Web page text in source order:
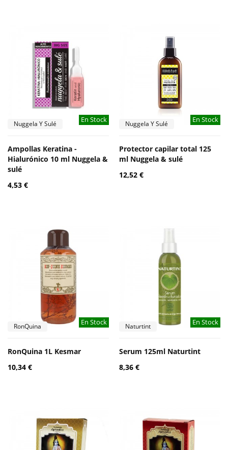
En Stock
Nuggela Y Sulé
Ampollas Keratina -
Hialurónico 10 ml Nuggela &
sulé
4,53 €
En Stock
Nuggela Y Sulé
Protector capilar total 125
ml Nuggela & sulé
12,52 €
En Stock
RonQuina
RonQuina 1L Kesmar
10,34 €
En Stock
Naturtint
Serum 125ml Naturtint
8,36 €